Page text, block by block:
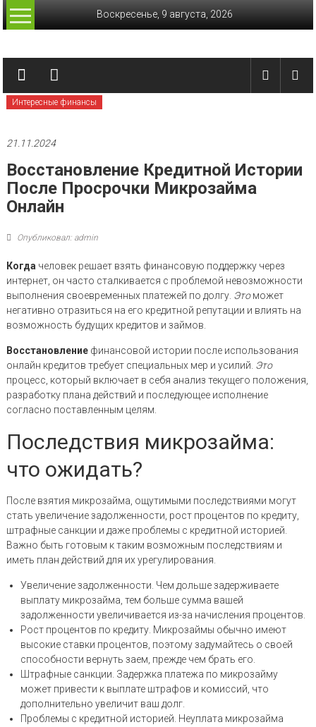
Перейти
Воскресенье, 9 августа, 2026
Лучшие
финансы
Актуальные
сводки
Интересные финансы
21.11.2024
Восстановление Кредитной Истории
После Просрочки Микрозайма
Онлайн
Опубликовал: admin
Когда человек решает взять финансовую поддержку через
интернет, он часто сталкивается с проблемой невозможности
выполнения своевременных платежей по долгу. Этоможет
негативно отразиться на его кредитной репутации и влиять на
возможность будущих кредитов и займов.
Восстановлениефинансовой истории после использования
онлайн кредитов требует специальных мер и усилий. Это
процесс, который включает в себя анализ текущего положения,
разработку плана действий и последующее исполнение
согласно поставленным целям.
Последствия микрозайма:
что ожидать?
После взятия микрозайма, ощутимыми последствиями могут
стать увеличение задолженности, рост процентов по кредиту,
штрафные санкции и даже проблемы с кредитной историей.
Важно быть готовым к таким возможным последствиям и
иметь план действий для их урегулирования.
Увеличение задолженности. Чем дольше задерживаете
выплату микрозайма, тем больше сумма вашей
задолженности увеличивается из-за начисления процентов.
Рост процентов по кредиту. Микрозаймы обычно имеют
высокие ставки процентов, поэтому задумайтесь о своей
способности вернуть заем, прежде чем брать его.
Штрафные санкции. Задержка платежа по микрозайму
может привести к выплате штрафов и комиссий, что
дополнительно увеличит ваш долг.
Проблемы с кредитной историей. Неуплата микрозайма